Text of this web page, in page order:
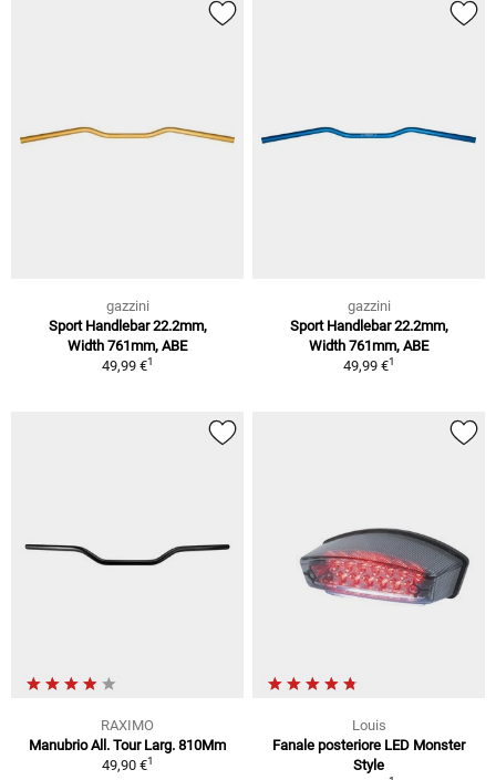
gazzini
Sport Handlebar 22.2mm,
Width 761mm, ABE
49,99 €1
gazzini
Sport Handlebar 22.2mm,
Width 761mm, ABE
49,99 €1
RAXIMO
Manubrio All. Tour Larg. 810Mm
49,90 €1
Louis
Fanale posteriore LED Monster
Style